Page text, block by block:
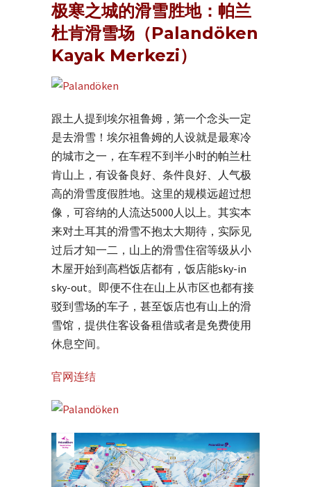
极寒之城的滑雪胜地：帕兰
杜肯滑雪场（Palandöken
Kayak Merkezi）
跟土人提到埃尔祖鲁姆，第一个念头一定
是去滑雪！埃尔祖鲁姆的人设就是最寒冷
的城市之一，在车程不到半小时的帕兰杜
肯山上，有设备良好、条件良好、人气极
高的滑雪度假胜地。这里的规模远超过想
像，可容纳的人流达5000人以上。其实本
来对土耳其的滑雪不抱太大期待，实际见
过后才知一二，山上的滑雪住宿等级从小
木屋开始到高档饭店都有，饭店能sky-in
sky-out。即便不住在山上从市区也都有接
驳到雪场的车子，甚至饭店也有山上的滑
雪馆，提供住客设备租借或者是免费使用
休息空间。
官网连结